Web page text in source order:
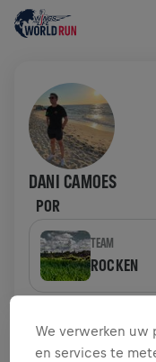
DANI CAMOES
POR
TEAM
ROCKEN
We verwerken uw
en services te